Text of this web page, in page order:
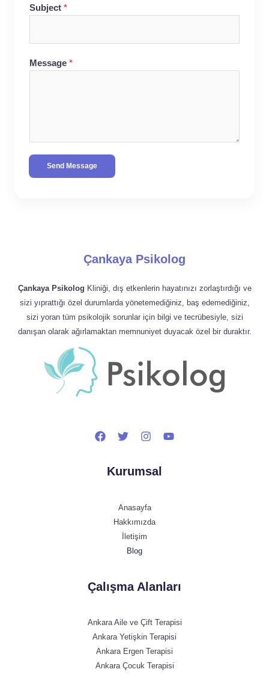
Subject *
Message *
Send Message
Çankaya Psikolog
Çankaya Psikolog Kliniği, dış etkenlerin hayatınızı zorlaştırdığı ve
sizi yıprattığı özel durumlarda yönetemediğiniz, baş edemediğiniz,
sizi yoran tüm psikolojik sorunlar için bilgi ve tecrübesiyle, sizi
danışan olarak ağırlamaktan memnuniyet duyacak özel bir duraktır.
Kurumsal
Anasayfa
Hakkımızda
İletişim
Blog
Çalışma Alanları
Ankara Aile ve Çift Terapisi
Ankara Yetişkin Terapisi
Ankara Ergen Terapisi
Ankara Çocuk Terapisi